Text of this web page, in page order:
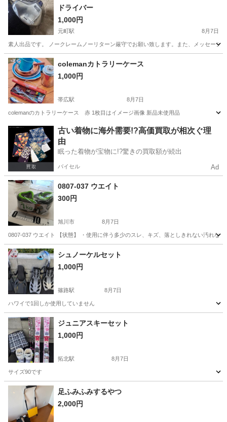
ドライバー
1,000円
元町駅 8月7日
素人出品です。 ノークレームノーリターン厳守でお願い致します。また、メッセー
北海道 札幌市 ゴルフ
colemanカトラリーケース
1,000円
帯広駅 8月7日
colemanのカトラリーケース 赤 1枚目はイメージ画像 新品未使用品
北海道 河東郡 帯広駅 その他 coleman
古い着物に海外需要!?高価買取が相次ぐ理
由
眠った着物が宝物に!?驚きの買取額が続出
バイセル Ad
0807-037 ウエイト
300円
旭川市 8月7日
0807-037 ウエイト 【状態】 ・使用に伴う多少のスレ、キズ、落としきれない汚れ
北海道 旭川市 フィットネス、トレーニング
シュノーケルセット
1,000円
篠路駅 8月7日
ハワイで1回しか使用していません
北海道 石狩市 スキー
ジュニアスキーセット
1,000円
拓北駅 8月7日
サイズ90です
北海道 札幌市 拓北駅 スキー
足ふみふみするやつ
2,000円